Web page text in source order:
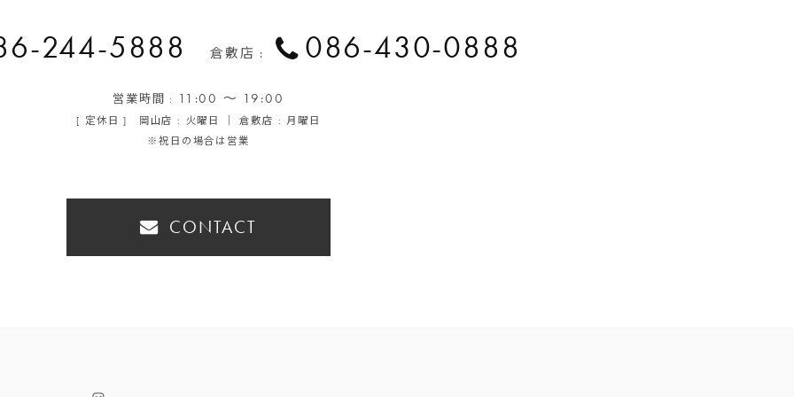
244-5888 倉敷店 : 086-430-0888
営業時間 : 11:00 ～ 19:00
[ 定休日 ] 岡山店 : 火曜日 ｜ 倉敷店 : 月曜日
※祝日の場合は営業
CONTACT